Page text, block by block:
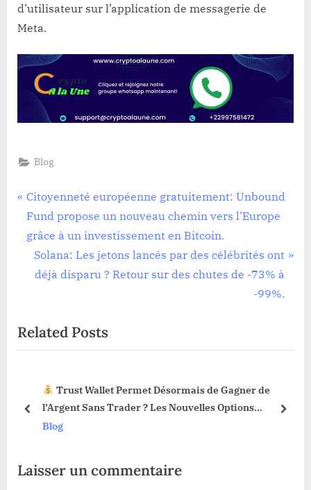
d’utilisateur sur l’application de messagerie de
Meta.
Blog
Navigation
de
l’article
P
r
e
s
P
t
Citoyenneté européenne gratuitement: Unbound
Fund propose un nouveau chemin vers l’Europe
grâce à un investissement en Bitcoin.
N
e
P
o
Solana: Les jetons lancés par des célébrités ont
déjà disparu ? Retour sur des chutes de -73% à
-99%.
Related Posts
Trust Wallet Permet Désormais de Gagner de
l’Argent Sans Trader ? Les Nouvelles Options
Dévoilées !
Blog
prev next
Laisser un commentaire